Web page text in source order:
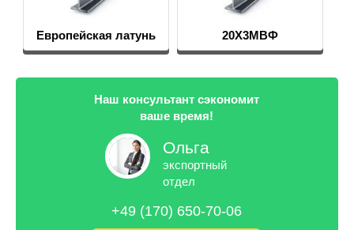
Европейская латунь 20Х3МВФ
Наш консультант сэкономит
ваше время!
Ольга
экспортный
отдел
+49 (170) 650-70-06